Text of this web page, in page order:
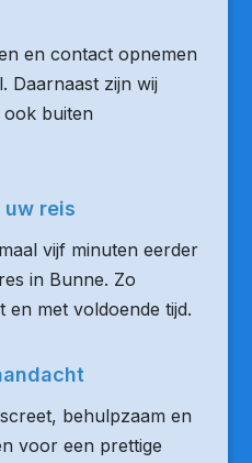
en contact opnemen
Daarnaast zijn wij
buiten
reis
vijf minuten eerder
in Bunne. Zo
met voldoende tijd.
behulpzaam en
voor een prettige